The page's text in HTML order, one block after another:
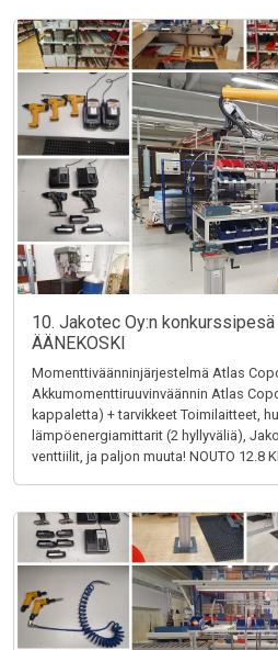
10. Jakotec Oy:n
ÄÄNEKOSKI
Momenttiväänninjärjestelmä Atlas
Akkumomenttiruuvinväännin Atlas
kappaletta) + tarvikkeet Toimilaitteet,
lämpöenergiamittarit (2 hyllyväliä),
venttiilit, ja paljon muuta! NOUTO 12.8